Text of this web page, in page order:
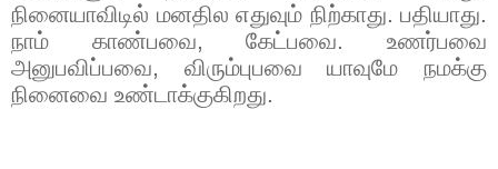
நினையாவிடில் மனதில எதுவும் நிற்காது. பதியாது.
நாம் காண்பவை,கேட்பவை. உணர்பவை
அனுபவிப்பவை, விரும்புபவை யாவுமே நமக்கு
நினைவை உண்டாக்குகிறது.